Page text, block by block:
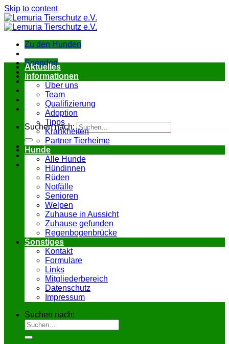
Skip to content
Zu den Hunden
Spenden
Suchen nach:
Aktuelles
Informationen
Über uns
Team
Qualifizierung
Adoption
Tipps
Krankheiten
Partner Tierheime
Hunde
Alle Hunde
Hündinnen
Rüden
Notfälle
Senioren
Welpen
Zuhause in Aussicht
Zuhause gefunden
Regenbogenbrücke
Sonstiges
Kontakt
Formulare
Links
Mitgliederbereich
Datenschutz
Impressum
Suchen nach: